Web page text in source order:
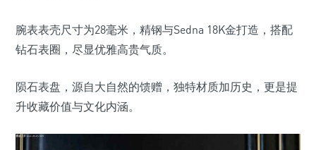
腕表表壳尺寸为28毫米，精钢与Sedna 18K金打造，搭配
钻石表圈，尽显优雅高贵气质。
陨石表盘，源自大自然的馈赠，独特材质加历史，更是提
升收藏价值与文化内涵。